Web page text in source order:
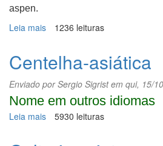
aspen.
Leia mais sobre
1236 leituras
Centelha-asiática
Enviado porSergio Sigristem qui, 15/
Nome em outros idiomas
Leia mais sobre
5930 leituras